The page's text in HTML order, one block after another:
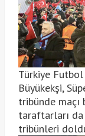
Türkiye
Büyükekşi,
tribünde
taraftarları
tribünleri